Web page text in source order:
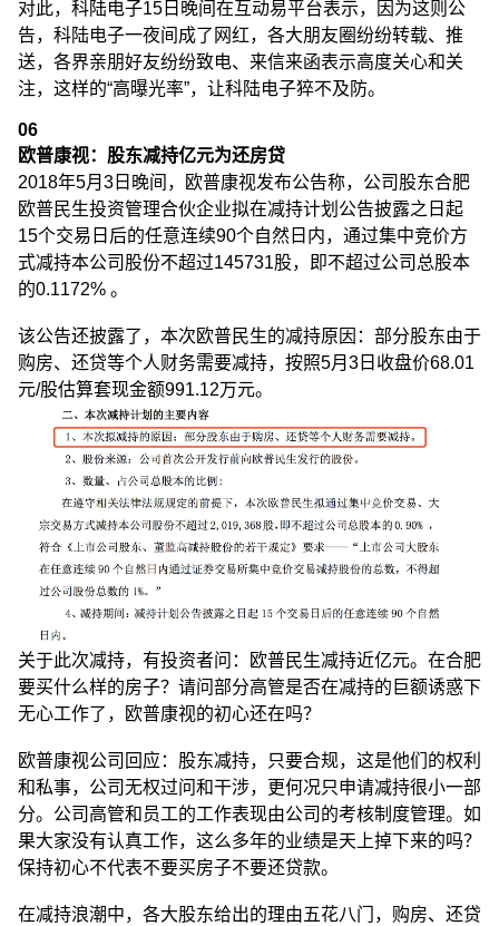
对此，科陆电子15日晚间在互动易平台表示，因为这则公
告，科陆电子一夜间成了网红，各大朋友圈纷纷转载、推
送，各界亲朋好友纷纷致电、来信来函表示高度关心和关
注，这样的“高曝光率”，让科陆电子猝不及防。
06
欧普康视：股东减持亿元为还房贷
2018年5月3日晚间，欧普康视发布公告称，公司股东合肥
欧普民生投资管理合伙企业拟在减持计划公告披露之日起
15个交易日后的任意连续90个自然日内，通过集中竞价方
式减持本公司股份不超过145731股，即不超过公司总股本
的0.1172% 。
该公告还披露了，本次欧普民生的减持原因：部分股东由于
购房、还贷等个人财务需要减持，按照5月3日收盘价68.01
元/股估算套现金额991.12万元。
关于此次减持，有投资者问：欧普民生减持近亿元。在合肥
要买什么样的房子？请问部分高管是否在减持的巨额诱惑下
无心工作了，欧普康视的初心还在吗？
欧普康视公司回应：股东减持，只要合规，这是他们的权利
和私事，公司无权过问和干涉，更何况只申请减持很小一部
分。公司高管和员工的工作表现由公司的考核制度管理。如
果大家没有认真工作，这么多年的业绩是天上掉下来的吗？
保持初心不代表不要买房子不要还贷款。
在减持浪潮中，各大股东给出的理由五花八门，购房、还贷